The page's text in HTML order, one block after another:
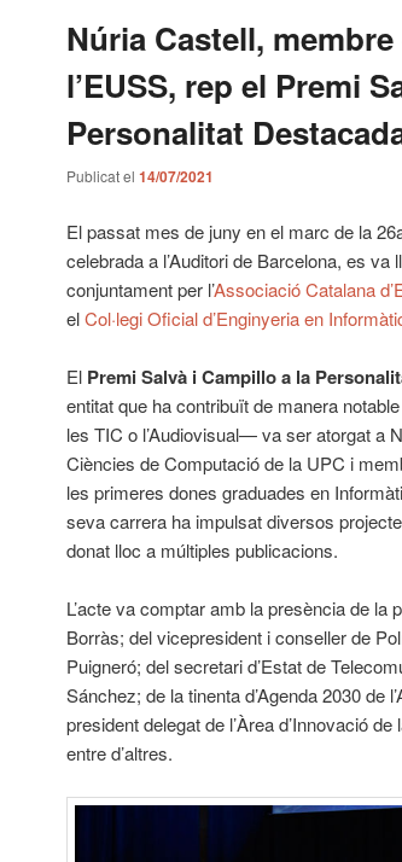
Núria Castell,
l’EUSS, rep el Premi
Personalitat
Publicat el 14/07/2021
El passat mes de juny en el marc de la
celebrada a l’Auditori de Barcelona, es
conjuntament per l’Associació Catalana
elCol·legi Oficial d’Enginyeria en
El Premi Salvà i Campillo a la
entitat que ha contribuït de manera
les TIC o l’Audiovisual— va ser atorgat a
Ciències de Computació de la UPC i
les primeres dones graduades en
seva carrera ha impulsat diversos
donat lloc a múltiples publicacions.
L’acte va comptar amb la presència de
Borràs; del vicepresident i conseller de
Puigneró; del secretari d’Estat de
Sánchez; de la tinenta d’Agenda 2030 de
president delegat de l’Àrea d’Innovació
entre d’altres.